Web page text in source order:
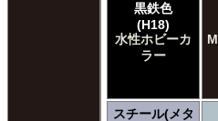
黒鉄色
(H18)
水性ホビーカ
ラー
スチール(メタ